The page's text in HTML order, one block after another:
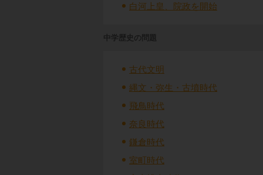
白河上皇、院政を開始
中学歴史の問題
古代文明
縄文・弥生・古墳時代
飛鳥時代
奈良時代
鎌倉時代
室町時代